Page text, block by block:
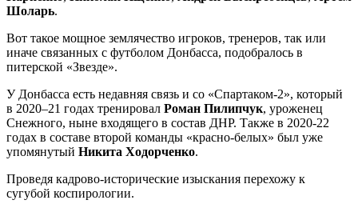
Шоларь.
Вот такое мощное землячество игроков, тренеров, так или
иначе связанных с футболом Донбасса, подобралось в
питерской «Звезде».
У Донбасса есть недавняя связь и со «Спартаком-2», который
в 2020–21 годах тренировал Роман Пилипчук, уроженец
Снежного, ныне входящего в состав ДНР. Также в 2020-22
годах в составе второй команды «красно-белых» был уже
упомянутый Никита Ходорченко.
Проведя кадрово-исторические изыскания перехожу к
сугубой коспирологии.